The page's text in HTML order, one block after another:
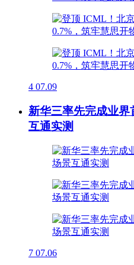
4 07.09
新华三率先完成业
互通实测
7 07.06